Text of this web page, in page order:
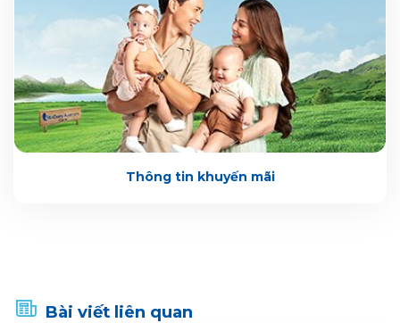
Thông tin khuyến mãi
Bài viết liên quan